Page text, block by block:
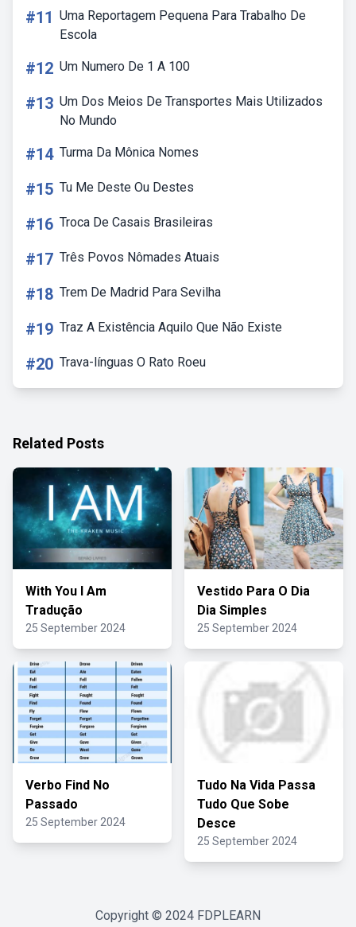
#11 Uma Reportagem Pequena Para Trabalho De
Escola
#12 Um Numero De 1 A 100
#13 Um Dos Meios De Transportes Mais Utilizados
No Mundo
#14 Turma Da Mônica Nomes
#15 Tu Me Deste Ou Destes
#16 Troca De Casais Brasileiras
#17 Três Povos Nômades Atuais
#18 Trem De Madrid Para Sevilha
#19 Traz A Existência Aquilo Que Não Existe
#20 Trava-línguas O Rato Roeu
Related Posts
With You I Am
Tradução
25 September 2024
Vestido Para O Dia
Dia Simples
25 September 2024
Verbo Find No
Passado
25 September 2024
Tudo Na Vida Passa
Tudo Que Sobe
Desce
25 September 2024
Copyright © 2024 FDPLEARN